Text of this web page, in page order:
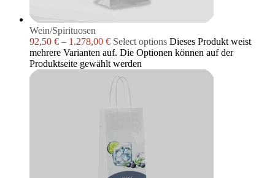
Wein/Spirituosen
92,50 € – 1.278,00 € Select options Dieses Produkt weist
mehrere Varianten auf. Die Optionen können auf der
Produktseite gewählt werden